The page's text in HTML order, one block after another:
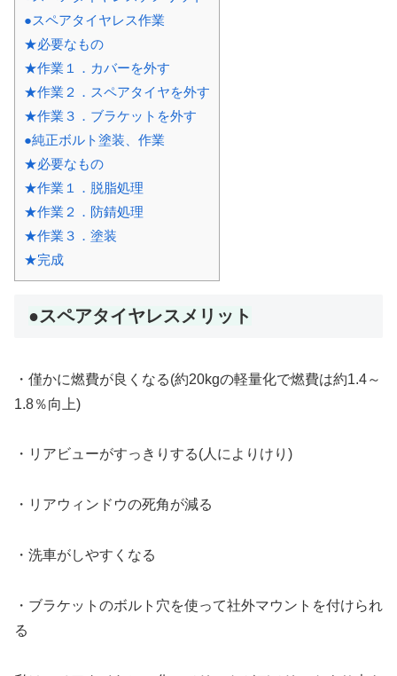
●スペアタイヤレス作業
★必要なもの
★作業１．カバーを外す
★作業２．スペアタイヤを外す
★作業３．ブラケットを外す
●純正ボルト塗装、作業
★必要なもの
★作業１．脱脂処理
★作業２．防錆処理
★作業３．塗装
★完成
●スペアタイヤレスメリット
・僅かに燃費が良くなる(約20kgの軽量化で燃費は約1.4～
1.8％向上)
・リアビューがすっきりする(人によりけり)
・リアウィンドウの死角が減る
・洗車がしやすくなる
・ブラケットのボルト穴を使って社外マウントを付けられ
る